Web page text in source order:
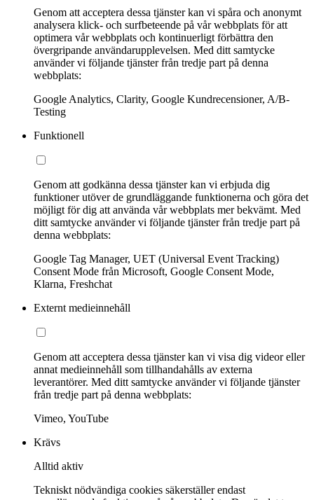
Genom att acceptera dessa tjänster kan vi spåra och anonymt
analysera klick- och surfbeteende på vår webbplats för att
optimera vår webbplats och kontinuerligt förbättra den
övergripande användarupplevelsen. Med ditt samtycke
använder vi följande tjänster från tredje part på denna
webbplats:
Google Analytics, Clarity, Google Kundrecensioner, A/B-
Testing
Funktionell
Genom att godkänna dessa tjänster kan vi erbjuda dig
funktioner utöver de grundläggande funktionerna och göra det
möjligt för dig att använda vår webbplats mer bekvämt. Med
ditt samtycke använder vi följande tjänster från tredje part på
denna webbplats:
Google Tag Manager, UET (Universal Event Tracking)
Consent Mode från Microsoft, Google Consent Mode,
Klarna, Freshchat
Externt medieinnehåll
Genom att acceptera dessa tjänster kan vi visa dig videor eller
annat medieinnehåll som tillhandahålls av externa
leverantörer. Med ditt samtycke använder vi följande tjänster
från tredje part på denna webbplats:
Vimeo, YouTube
Krävs
Alltid aktiv
Tekniskt nödvändiga cookies säkerställer endast